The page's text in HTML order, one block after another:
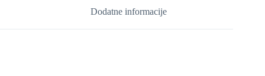
Dodatne informacije